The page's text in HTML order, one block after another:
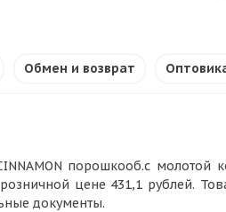
Обмен и возврат
порошкооб.с молотой
цене 431,1 рублей.
документы.